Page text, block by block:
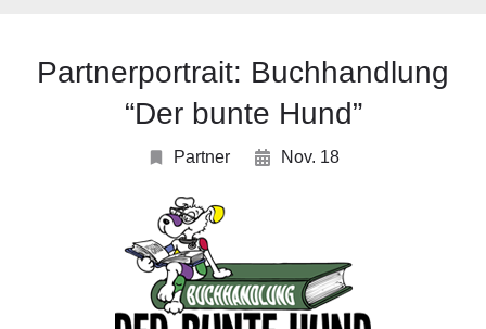
Partnerportrait: Buchhandlung
“Der bunte Hund”
Partner Nov. 18